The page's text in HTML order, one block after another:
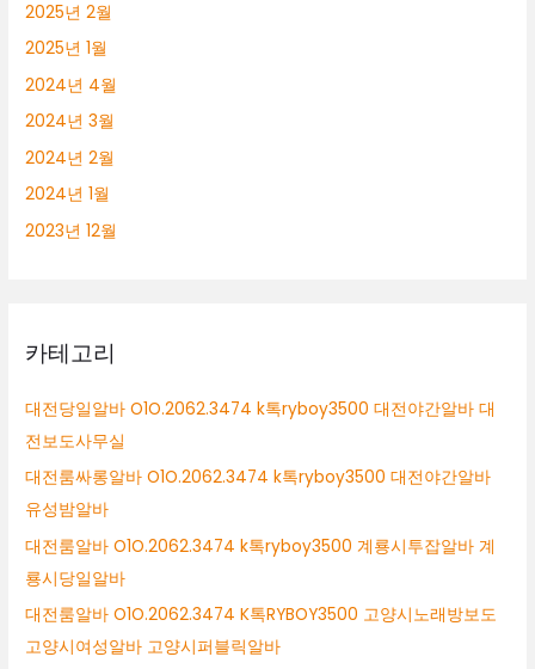
2025년 2월
2025년 1월
2024년 4월
2024년 3월
2024년 2월
2024년 1월
2023년 12월
카테고리
대전당일알바 O1O.2062.3474 k톡ryboy3500 대전야간알바 대
전보도사무실
대전룸싸롱알바 O1O.2062.3474 k톡ryboy3500 대전야간알바
유성밤알바
대전룸알바 O1O.2062.3474 k톡ryboy3500 계룡시투잡알바 계
룡시당일알바
대전룸알바 O1O.2062.3474 K톡RYBOY3500 고양시노래방보도
고양시여성알바 고양시퍼블릭알바